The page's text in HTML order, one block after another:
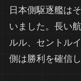
日本側駆逐艦は
いました。長い
ルル、セントル
側は勝利を確信